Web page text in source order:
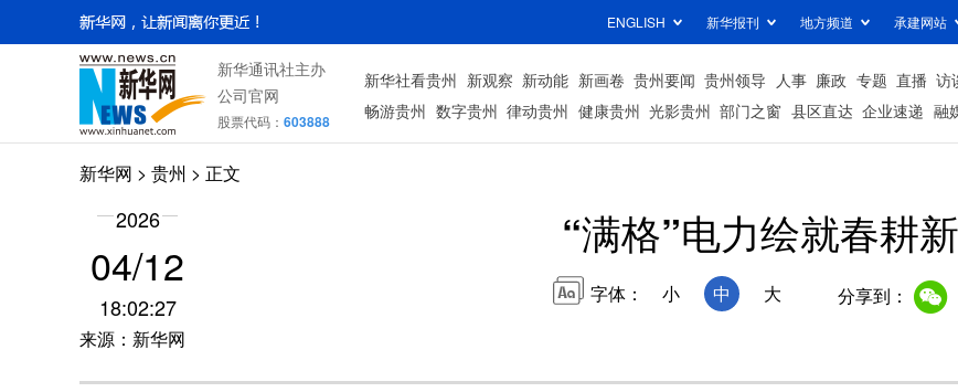
ENGLISH 新华报刊 地方频道 承建网站
新华通讯社主办
公司官网
股票代码： 603888
新华社看贵州 新观察 新动能 新画卷 贵州要闻 贵州领导 人事 廉政 专题 直播 访
畅游贵州 数字贵州 律动贵州 健康贵州 光影贵州 部门之窗 县区直达 企业速递 融
新华网 > 贵州 > 正文
2026
04/12
18:02:27
来源：新华网
“满格”电力绘就春耕
字体： 小 中 大 分享到：